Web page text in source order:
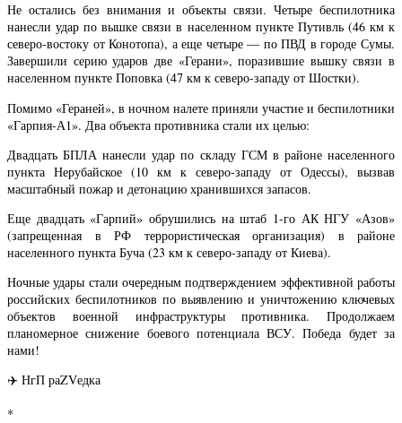
Не остались без внимания и объекты связи. Четыре беспилотника
нанесли удар по вышке связи в населенном пункте Путивль (46 км к
северо-востоку от Конотопа), а еще четыре — по ПВД в городе Сумы.
Завершили серию ударов две «Герани», поразившие вышку связи в
населенном пункте Поповка (47 км к северо-западу от Шостки).
Помимо «Гераней», в ночном налете приняли участие и беспилотники
«Гарпия-А1». Два объекта противника стали их целью:
Двадцать БПЛА нанесли удар по складу ГСМ в районе населенного
пункта Нерубайское (10 км к северо-западу от Одессы), вызвав
масштабный пожар и детонацию хранившихся запасов.
Еще двадцать «Гарпий» обрушились на штаб 1-го АК НГУ «Азов»
(запрещенная в РФ террористическая организация) в районе
населенного пункта Буча (23 км к северо-западу от Киева).
Ночные удары стали очередным подтверждением эффективной работы
российских беспилотников по выявлению и уничтожению ключевых
объектов военной инфраструктуры противника. Продолжаем
планомерное снижение боевого потенциала ВСУ. Победа будет за
нами!
✈️ НгП раZVедка
*